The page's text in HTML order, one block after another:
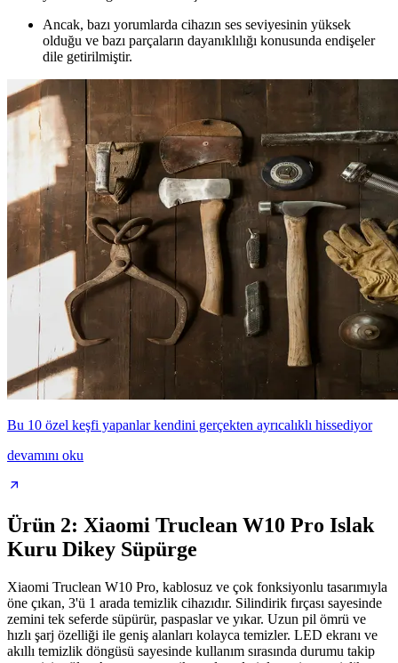
Ancak, bazı yorumlarda cihazın ses seviyesinin yüksek
olduğu ve bazı parçaların dayanıklılığı konusunda endişeler
dile getirilmiştir.
Bu 10 özel keşfi yapanlar kendini gerçekten ayrıcalıklı hissediyor
devamını oku
Ürün 2: Xiaomi Truclean W10 Pro Islak
Kuru Dikey Süpürge
Xiaomi Truclean W10 Pro, kablosuz ve çok fonksiyonlu tasarımıyla
öne çıkan, 3'ü 1 arada temizlik cihazıdır. Silindirik fırçası sayesinde
zemini tek seferde süpürür, paspaslar ve yıkar. Uzun pil ömrü ve
hızlı şarj özelliği ile geniş alanları kolayca temizler. LED ekranı ve
akıllı temizlik döngüsü sayesinde kullanım sırasında durumu takip